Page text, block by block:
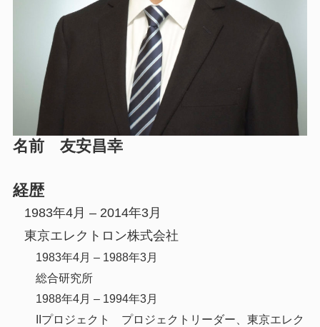
名前 友安昌幸
経歴
1983年4月 – 2014年3月
東京エレクトロン株式会社
1983年4月 – 1988年3月
総合研究所
1988年4月 – 1994年3月
IIプロジェクト プロジェクトリーダー、東京エレク